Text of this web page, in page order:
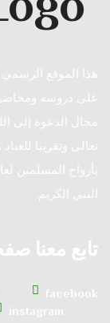
هذا الموقع
على دروسه
مجال الدعوة إلى
تعالى وتقريبا
بأرواح المسلمين
النبي الكريم.
تابع معنا
facebook
instagram